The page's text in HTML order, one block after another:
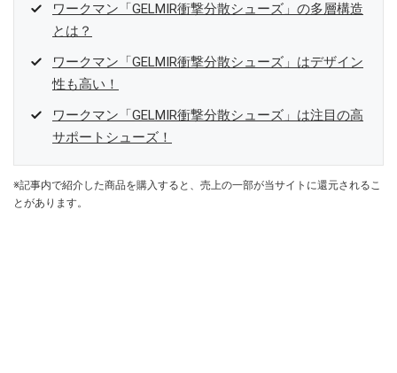
ワークマン「GELMIR衝撃分散シューズ」の多層構造
とは？
ワークマン「GELMIR衝撃分散シューズ」はデザイン
性も高い！
ワークマン「GELMIR衝撃分散シューズ」は注目の高
サポートシューズ！
※記事内で紹介した商品を購入すると、売上の一部が当サイトに還元されるこ
とがあります。